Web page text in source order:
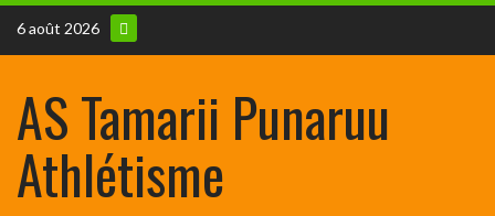
6 août 2026
AS Tamarii Punaruu
Athlétisme